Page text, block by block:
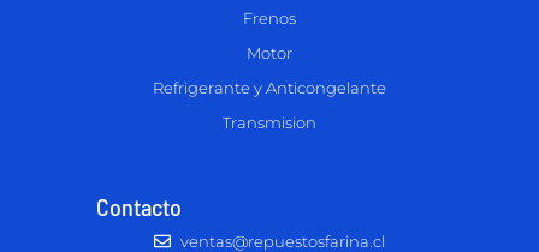
Frenos
Motor
Refrigerante y Anticongelante
Transmision
Contacto
ventas@repuestosfarina.cl